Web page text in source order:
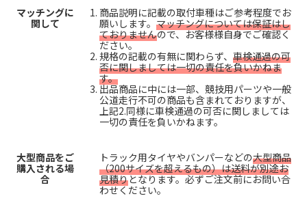
マッチングに
関して
商品説明に記載の取付車種はご参考程度でお
願いします。 マッチングについては保証はし
ておりませんので、お客様様自身でご確認く
ださい。
規格の記載の有無に関わらず、 車検通過の可
否に関しましては一切の責任を負いかねま
す。
出品商品に中には一部、競技用パーツや一般
公道走行不可の商品も含まれておりますが、
上記2.同様に車検通過の可否に関しましては
一切の責任を負いかねます。
大型商品をご
購入される場
合
トラック用タイヤやバンパーなどの大型商品
（200サイズを超えるもの）は送料が別途お
見積りとなります。必ずご注文前にお問い合
わせください。